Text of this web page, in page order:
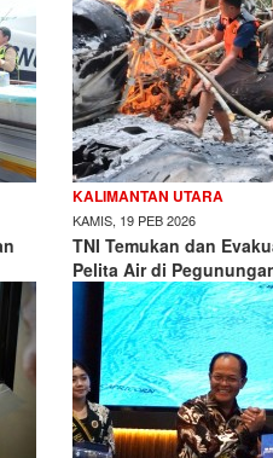
KALIMANTAN UTARA
KAMIS, 19 PEB 2026
TNI Temukan dan
Pelita Air di